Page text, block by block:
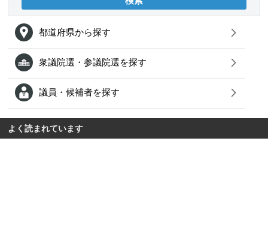
都道府県から探す
衆議院選・参議院選を探す
議員・候補者を探す
よく読まれています